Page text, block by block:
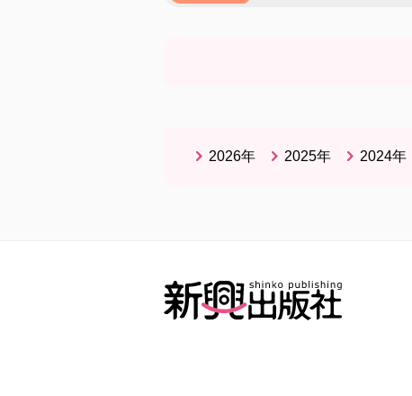
2026年 2025年 2024年